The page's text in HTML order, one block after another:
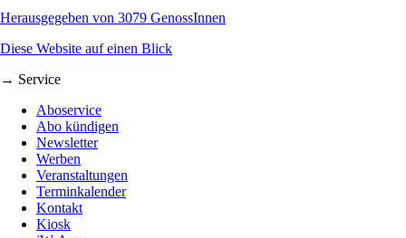
Herausgegeben von 3079 GenossInnen
Diese Website auf einen Blick
→ Service
Aboservice
Abo kündigen
Newsletter
Werben
Veranstaltungen
Terminkalender
Kontakt
Kiosk